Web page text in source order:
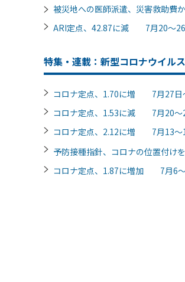
被災地への医師派遣、災害救助
ARI定点、42.87に減 7月20～
特集・連載：新型コロナウイル
コロナ定点、1.70に増 7月27日
コロナ定点、1.53に減 7月20～
コロナ定点、2.12に増 7月13～
予防接種指針、コロナの位置付
コロナ定点、1.87に増加 7月6